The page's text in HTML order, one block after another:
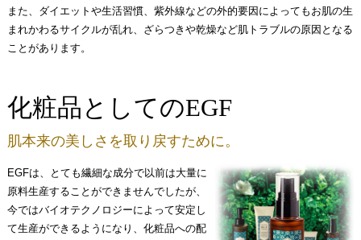
また、ダイエットや生活習慣、紫外線などの外的要因によってもお肌の生
まれかわるサイクルが乱れ、ざらつきや乾燥など肌トラブルの原因となる
ことがあります。
化粧品としてのEGF
肌本来の美しさを取り戻すために。
EGFは、とても繊細な成分で以前は大量に
原料生産することができませんでしたが、
今ではバイオテクノロジーによって安定し
て生産ができるようになり、化粧品への配